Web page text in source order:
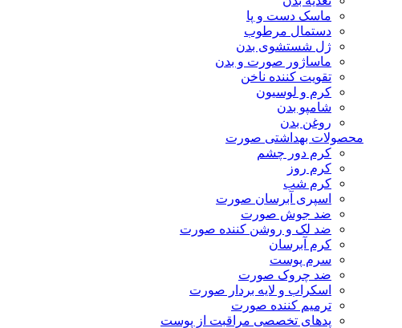
ماسک دست و پا
دستمال مرطوب
ژل شستشوی بدن
ماساژور صورت و بدن
تقویت کننده ناخن
کرم و لوسیون
شامپو بدن
روغن بدن
محصولات بهداشتی صورت
کرم دور چشم
کرم روز
کرم شب
اسپری آبرسان صورت
ضد جوش صورت
ضد لک و روشن کننده صورت
کرم آبرسان
سرم پوست
ضد چروک صورت
اسکراب و لایه بردار صورت
ترمیم کننده صورت
پدهای تخصصی مراقبت از پوست